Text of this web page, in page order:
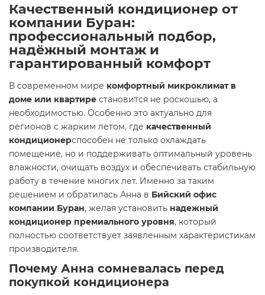
Качественный кондиционер от
компании Буран:
профессиональный подбор,
надёжный монтаж и
гарантированный комфорт
В современном мире комфортный микроклимат в
доме или квартире становится не роскошью, а
необходимостью. Особенно это актуально для
регионов с жарким летом, где качественный
кондиционерспособен не только охлаждать
помещение, но и поддерживать оптимальный уровень
влажности, очищать воздух и обеспечивать стабильную
работу в течение многих лет. Именно за таким
решением и обратилась Анна в Бийский офис
компании Буран, желая установить надежный
кондиционер премиального уровня, который
полностью соответствует заявленным характеристикам
производителя.
Почему Анна сомневалась перед
покупкой кондиционера